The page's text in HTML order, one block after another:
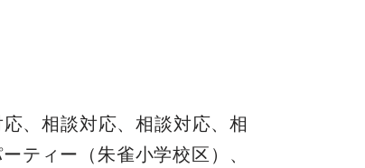
、相談対応、相談対応、相
ティー（朱雀小学校区）、